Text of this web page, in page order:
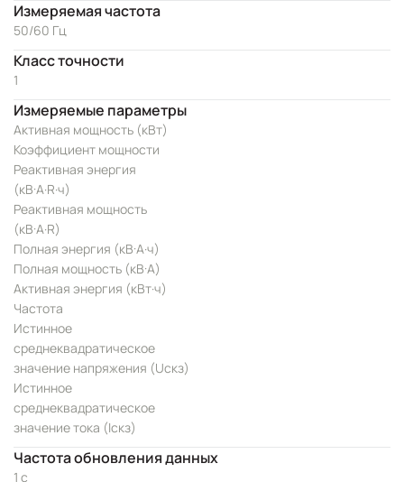
Измеряемая частота
50/60 Гц
Класс точности
1
Измеряемые параметры
Активная мощность (кВт)
Коэффициент мощности
Реактивная энергия
(кВ·А·R·ч)
Реактивная мощность
(кВ·А·R)
Полная энергия (кВ·А·ч)
Полная мощность (кВ·А)
Активная энергия (кВт·ч)
Частота
Истинное
среднеквадратическое
значение напряжения (Uскз)
Истинное
среднеквадратическое
значение тока (Iскз)
Частота обновления данных
1 с